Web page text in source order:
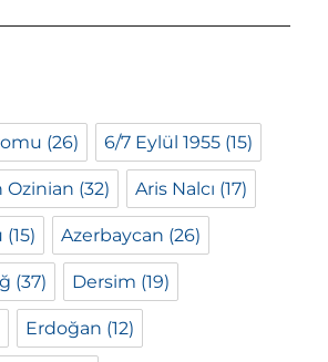
(26) 6/7 Eylül 1955 (15)
Ozinian (32) Aris Nalcı (17)
(15) Azerbaycan (26)
(37) Dersim (19)
Erdoğan (12)